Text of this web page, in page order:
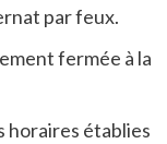
par feux.
fermée à la
horaires établies